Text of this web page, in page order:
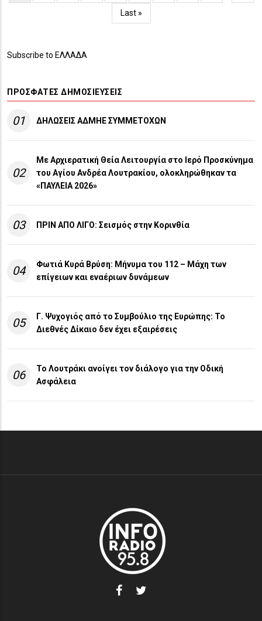
page
page
Last
page
Last »
Subscribe to ΕΛΛΑΔΑ
ΠΡΌΣΦΑΤΕΣ ΔΗΜΟΣΙΕΎΣΕΙΣ
01 ΔΗΛΩΣΕΙΣ ΑΔΜΗΕ ΣΥΜΜΕΤΟΧΩΝ
02
Με Αρχιερατική Θεία Λειτουργία στο Ιερό Προσκύνημα
του Αγίου Ανδρέα Λουτρακίου, ολοκληρώθηκαν τα
«ΠΑΥΛΕΙΑ 2026»
03 ΠΡΙΝ ΑΠΟ ΛΙΓO: Σεισμός στην Κορινθία
04
Φωτιά Κυρά Βρύση: Μήνυμα του 112 – Μάχη των
επίγειων και εναέριων δυνάμεων
05
Γ. Ψυχογιός από το Συμβούλιο της Ευρώπης: Το
Διεθνές Δίκαιο δεν έχει εξαιρέσεις
06
Το Λουτράκι ανοίγει τον διάλογο για την Οδική
Ασφάλεια